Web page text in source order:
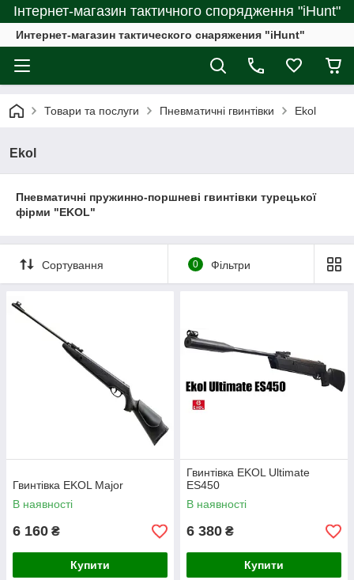
Інтернет-магазин тактичного спорядження "iHunt"
Интернет-магазин тактического снаряжения "iHunt"
Товари та послуги Пневматичні гвинтівки Ekol
Ekol
Пневматичні пружинно-поршневі гвинтівки турецької
фірми "EKOL"
Сортування 0 Фільтри
Гвинтівка EKOL Major
В наявності
6 160 ₴
Купити
Гвинтівка EKOL Ultimate
ES450
В наявності
6 380 ₴
Купити